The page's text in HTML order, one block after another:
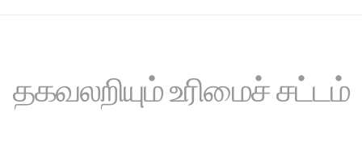
தகவலறியும் உரிமைச் சட்டம்